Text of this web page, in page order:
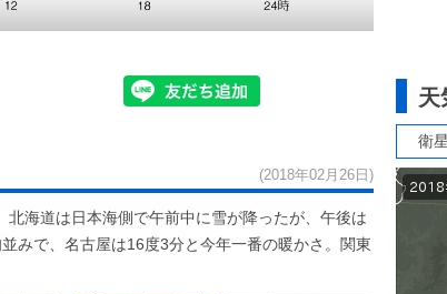
(2018年02月26日)
海道は日本海側で午前中に雪が降ったが、午後は
みで、名古屋は16度3分と今年一番の暖かさ。関東
天
衛星